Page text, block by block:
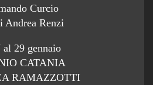
Curcio
Andrea Renzi
al 29 gennaio
CATANIA
RAMAZZOTTI